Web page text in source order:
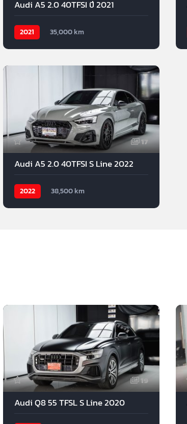
Audi A5 2.0 40TFSI ปี 2021
2021 35,000 km
17
Audi A5 2.0 40TFSI S Line 2022
2022 38,500 km
19
Audi Q8 55 TFSL S Line 2020